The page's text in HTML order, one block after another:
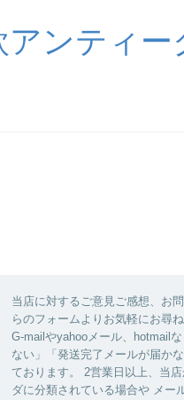
アンティー
当店に対するご意見ご感想、お
らのフォームよりお気軽にお尋ね
G-mailやyahooメール、hotmail
ない」「発送完了メールが届か
ております。 2営業日以上、当
ダに分類されている場合や メー